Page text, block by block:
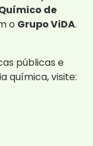
de
o Grupo ViDA.
públicas e
química, visite: